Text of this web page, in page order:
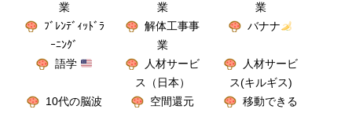
業
業
業
ﾌﾞﾚﾝﾃﾞｨｯﾄﾞﾗ
ｰﾆﾝｸﾞ
解体工事事
業
バナナ
語学
人材サービ
ス（日本）
人材サービ
ス(キルギス)
10代の脳波
空間還元
移動できる